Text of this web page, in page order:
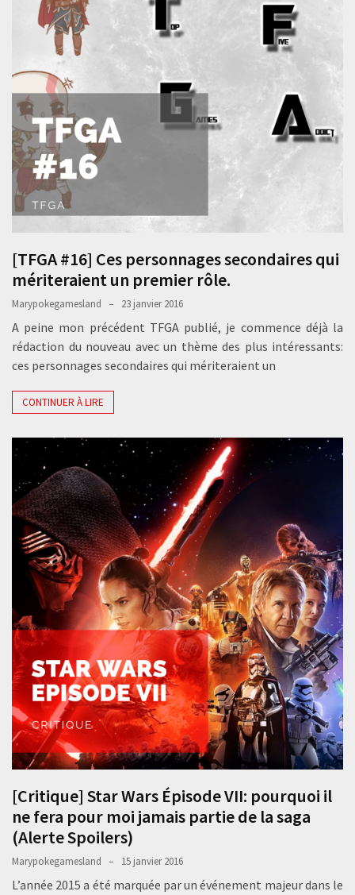
[TFGA #16] Ces personnages secondaires qui
mériteraient un premier rôle.
Marypokegamesland 23 janvier 2016
A peine mon précédent TFGA publié, je commence déjà la
rédaction du nouveau avec un thème des plus intéressants:
ces personnages secondaires qui mériteraient un
CONTINUER À LIRE
[Critique] Star Wars Épisode VII: pourquoi il
ne fera pour moi jamais partie de la saga
(Alerte Spoilers)
Marypokegamesland 15 janvier 2016
L’année 2015 a été marquée par un événement majeur dans le